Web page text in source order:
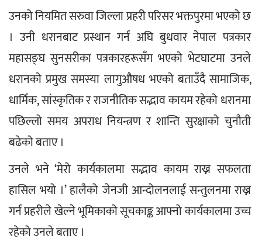
उनको नियमित सरुवा जिल्ला प्रहरी परिसर भक्तपुरमा भएको छ
। उनी धरानबाट प्रस्थान गर्न अघि बुधवार नेपाल पत्रकार
महासङ्घ सुनसरीका पत्रकारहरूसँग भएको भेटघाटमा उनले
धरानको प्रमुख समस्या लागुऔषध भएको बताउँदै सामाजिक,
धार्मिक, सांस्कृतिक र राजनीतिक सद्भाव कायम रहेको धरानमा
पछिल्लो समय अपराध नियन्त्रण र शान्ति सुरक्षाको चुनौती
बढेको बताए ।
उनले भने ‘मेरो कार्यकालमा सद्भाव कायम राख्न सफलता
हासिल भयो ।’ हालैको जेनजी आन्दोलनलाई सन्तुलनमा राख्न
गर्न प्रहरीले खेल्ने भूमिकाको सूचकाङ्क आफ्नो कार्यकालमा उच्च
रहेको उनले बताए ।